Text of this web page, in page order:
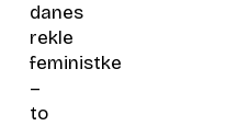
danes
rekle
feministke
–
to